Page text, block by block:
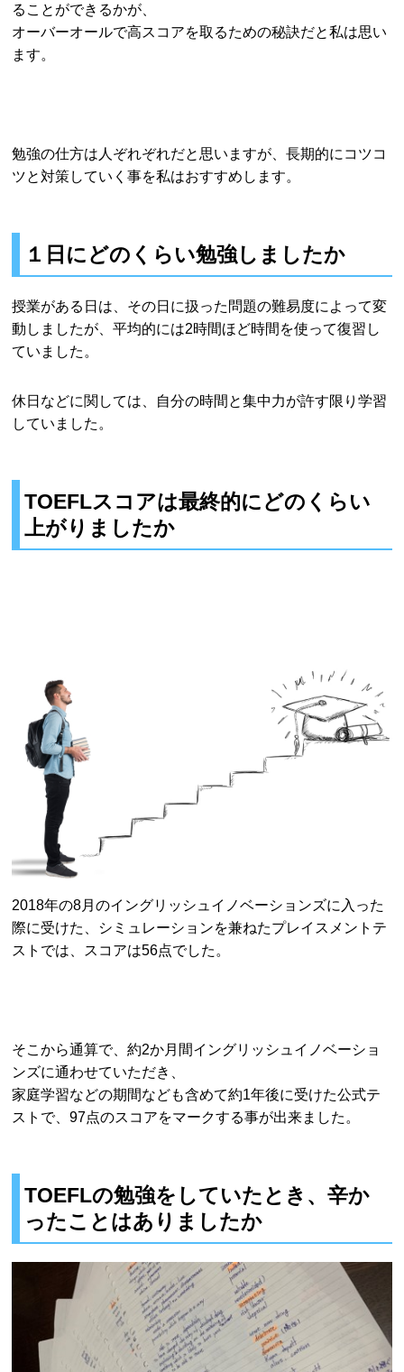
ることができるかが、
オーバーオールで高スコアを取るための秘訣だと私は思い
ます。
勉強の仕方は人ぞれぞれだと思いますが、長期的にコツコ
ツと対策していく事を私はおすすめします。
１日にどのくらい勉強しましたか
授業がある日は、その日に扱った問題の難易度によって変
動しましたが、平均的には2時間ほど時間を使って復習し
ていました。
休日などに関しては、自分の時間と集中力が許す限り学習
していました。
TOEFLスコアは最終的にどのくらい
上がりましたか
2018年の8月のイングリッシュイノベーションズに入った
際に受けた、シミュレーションを兼ねたプレイスメントテ
ストでは、スコアは56点でした。
そこから通算で、約2か月間イングリッシュイノベーショ
ンズに通わせていただき、
家庭学習などの期間なども含めて約1年後に受けた公式テ
ストで、97点のスコアをマークする事が出来ました。
TOEFLの勉強をしていたとき、辛か
ったことはありましたか